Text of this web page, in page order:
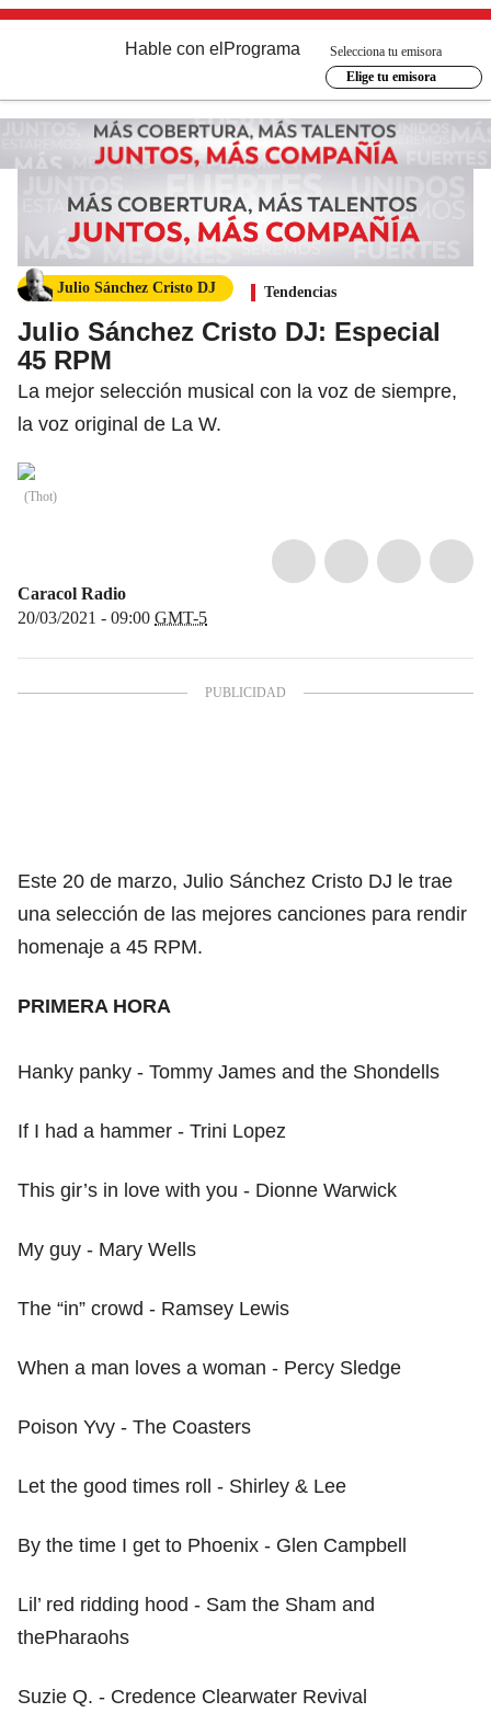
Hable con el Programa
Selecciona tu emisora
Elige tu emisora
Julio Sánchez Cristo DJ Tendencias
Julio Sánchez Cristo DJ: Especial
45 RPM
La mejor selección musical con la voz de siempre,
la voz original de La W.
(Thot)
Caracol Radio
20/03/2021 - 09:00 GMT-5
Este 20 de marzo, Julio Sánchez Cristo DJ le trae
una selección de las mejores canciones para rendir
homenaje a 45 RPM.
PRIMERA HORA
Hanky panky - Tommy James and the Shondells
If I had a hammer - Trini Lopez
This gir’s in love with you - Dionne Warwick
My guy - Mary Wells
The “in” crowd - Ramsey Lewis
When a man loves a woman - Percy Sledge
Poison Yvy - The Coasters
Let the good times roll - Shirley & Lee
By the time I get to Phoenix - Glen Campbell
Lil’ red ridding hood - Sam the Sham and
thePharaohs
Suzie Q. - Credence Clearwater Revival